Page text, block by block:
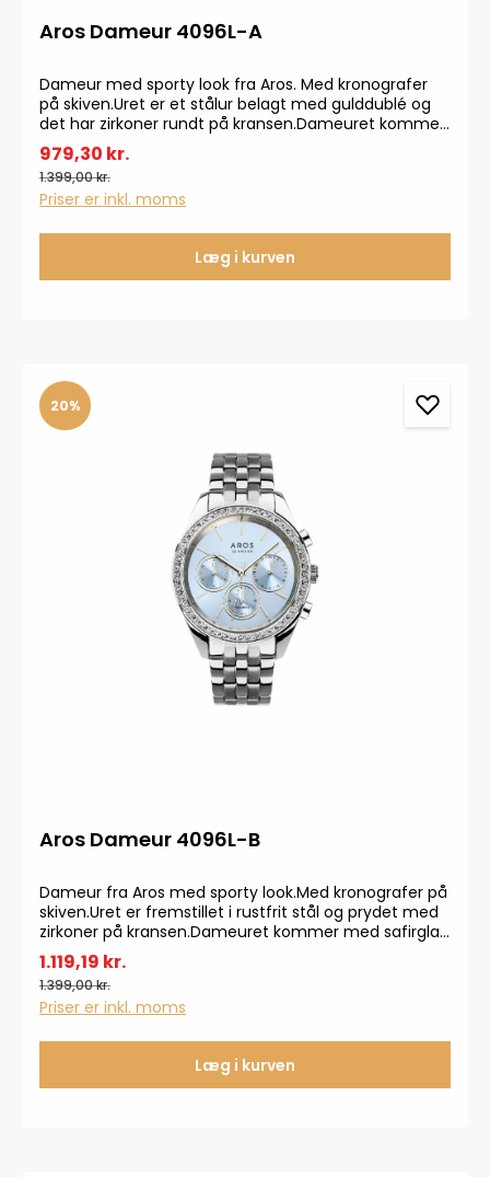
Aros Dameur 4096L-A
Dameur med sporty look fra Aros. Med kronografer
på skiven.Uret er et stålur belagt med gulddublé og
det har zirkoner rundt på kransen.Dameuret kommer
med safirglas og en vandtæthed på 50 m.
979,30 kr.
1.399,00 kr.
Priser er inkl. moms
Læg i kurven
20%
Aros Dameur 4096L-B
Dameur fra Aros med sporty look.Med kronografer på
skiven.Uret er fremstillet i rustfrit stål og prydet med
zirkoner på kransen.Dameuret kommer med safirglas
og en vandtæthed på 50 m.
1.119,19 kr.
1.399,00 kr.
Priser er inkl. moms
Læg i kurven